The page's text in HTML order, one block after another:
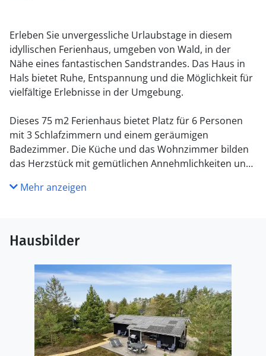
Erleben Sie unvergessliche Urlaubstage in diesem
idyllischen Ferienhaus, umgeben von Wald, in der
Nähe eines fantastischen Sandstrandes. Das Haus in
Hals bietet Ruhe, Entspannung und die Möglichkeit für
vielfältige Erlebnisse in der Umgebung.
Dieses 75 m2 Ferienhaus bietet Platz für 6 Personen
mit 3 Schlafzimmern und einem geräumigen
Badezimmer. Die Küche und das Wohnzimmer bilden
das Herzstück mit gemütlichen Annehmlichkeiten und
einen Spielturm und eine Feuerstelle für gemütliche
Abende. Wellness-Enthusiasten können auf der
Terrasse ein großes Outdoor-Spa mit Blick auf die
Natur genießen.
Der Strand ist nur 10 Gehminuten entfernt für
erfrischende Schwimmen und malerische
Spaziergänge. Das charmante und lebendige Zentrum
von Aalborg ist mit dem Auto in 25 Minuten erreichbar
Mehr anzeigen
Hausbilder